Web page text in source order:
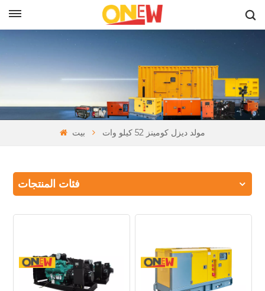
بيت مولد ديزل كومينز 52 كيلو وات
فئات المنتجات